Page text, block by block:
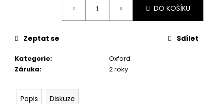
DO KOŠÍKU
Kategorie:
Oxford
Záruka: 2 roky
Zeptat se Sdílet
Popis Diskuze
500
Původně:
22
500